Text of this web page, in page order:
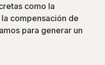
como la
compensación de
para generar un